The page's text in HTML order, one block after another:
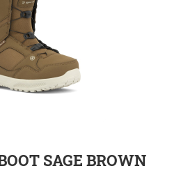
SAGE BROWN
DETAILSEITE